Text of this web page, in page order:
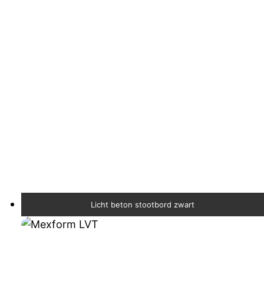
Licht beton stootbord zwart